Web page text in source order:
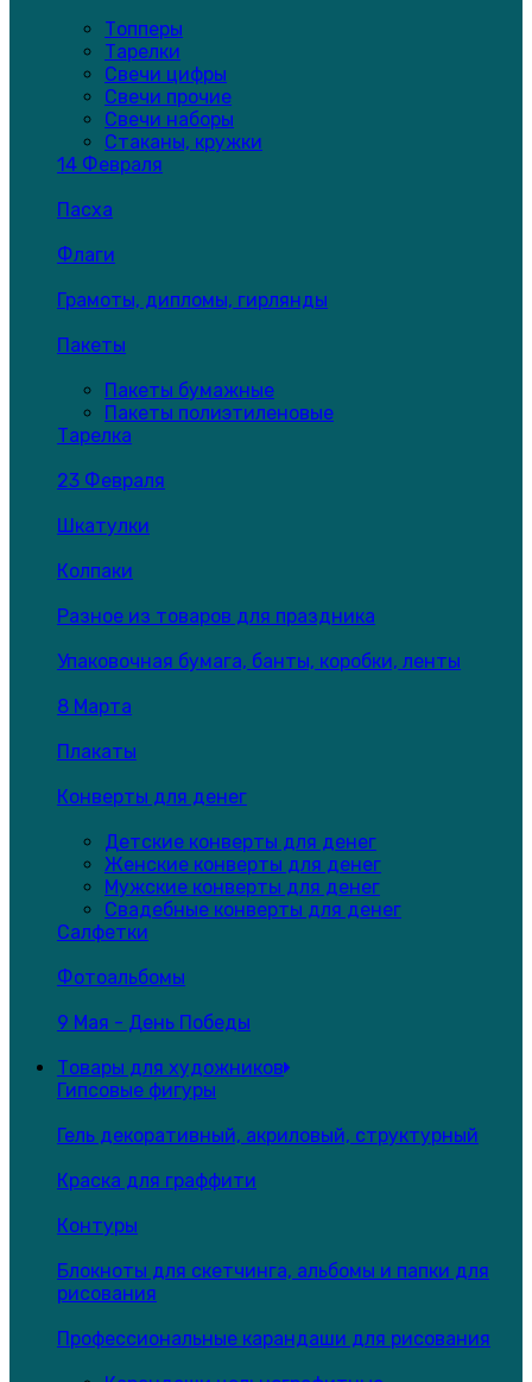
Топперы
Тарелки
Свечи цифры
Свечи прочие
Свечи наборы
Стаканы, кружки
14 Февраля
Пасха
Флаги
Грамоты, дипломы, гирлянды
Пакеты
Пакеты бумажные
Пакеты полиэтиленовые
Тарелка
23 Февраля
Шкатулки
Колпаки
Разное из товаров для праздника
Упаковочная бумага, банты, коробки, ленты
8 Марта
Плакаты
Конверты для денег
Детские конверты для денег
Женские конверты для денег
Мужские конверты для денег
Свадебные конверты для денег
Салфетки
Фотоальбомы
9 Мая - День Победы
Товары для художников
Гипсовые фигуры
Гель декоративный, акриловый, структурный
Краска для граффити
Контуры
Блокноты для скетчинга, альбомы и папки для
рисования
Профессиональные карандаши для рисования